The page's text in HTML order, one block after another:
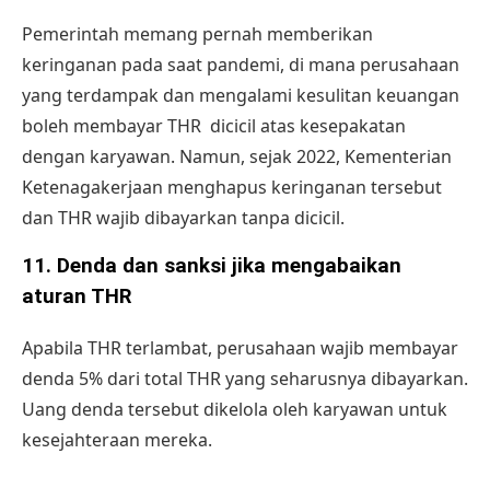
Pemerintah memang pernah memberikan
keringanan pada saat pandemi, di mana perusahaan
yang terdampak dan mengalami kesulitan keuangan
boleh membayar THR dicicil atas kesepakatan
dengan karyawan. Namun, sejak 2022, Kementerian
Ketenagakerjaan menghapus keringanan tersebut
dan THR wajib dibayarkan tanpa dicicil.
11. Denda dan sanksi jika mengabaikan
aturan THR
Apabila THR terlambat, perusahaan wajib membayar
denda 5% dari total THR yang seharusnya dibayarkan.
Uang denda tersebut dikelola oleh karyawan untuk
kesejahteraan mereka.